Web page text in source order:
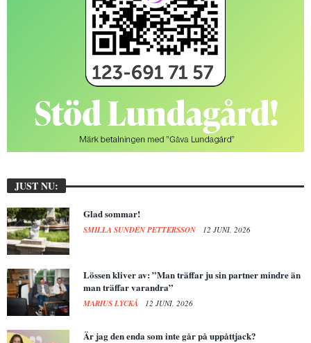
JUST NU:
Glad sommar!
SMILLA SUNDÉN PETTERSSON 12 JUNI, 2026
Lössen kliver av: ”Man träffar ju sin partner mindre än
man träffar varandra”
MARIUS LYCKÅ 12 JUNI, 2026
Är jag den enda som inte går på uppåttjack?